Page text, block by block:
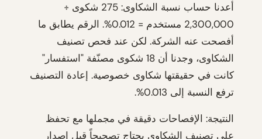
أعدنا حساب نسبة الشكاوى: 275 شكوى ÷
2,300,000 مستخدم = 0.012%. الرقم يطابق ما
أفصحت عنه الشركة. لكن عند فحص تصنيف
الشكاوى، وجدنا أن 18 شكوى مصنّفة "استفسار"
كانت في حقيقتها شكاوى خصوصية. إعادة التصنيف
ترفع النسبة إلى 0.013%.
النتيجة: الإفصاحات دقيقة في مجملها مع تحفظ
على تصنيف الشكاوى يحتاج تصحيحاً قبل إصدار